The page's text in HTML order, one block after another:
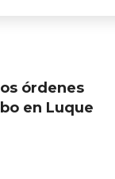
órdenes
en Luque